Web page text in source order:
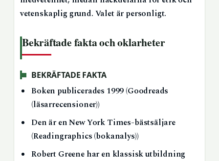
vetenskaplig grund. Valet är personligt.
Bekräftade fakta och oklarheter
BEKRÄFTADE FAKTA
Boken publicerades 1999 (Goodreads
(läsarrecensioner))
Den är en New York Times-bästsäljare
(Readingraphics (bokanalys))
Robert Greene har en klassisk utbildning